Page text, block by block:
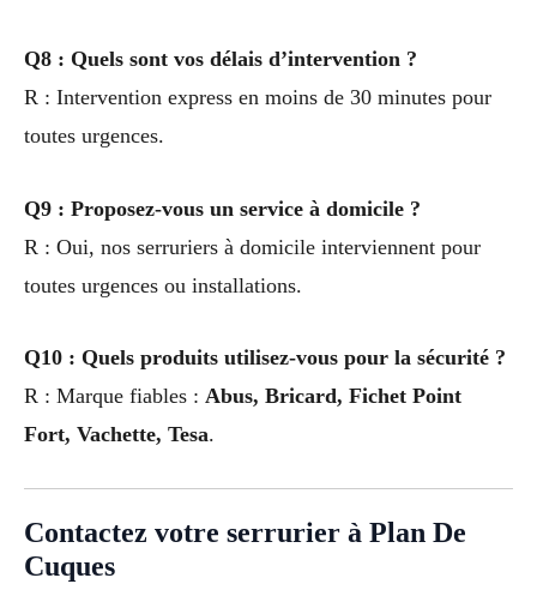
Q8 : Quels sont vos délais d’intervention ?
R : Intervention express en moins de 30 minutes pour
toutes urgences.
Q9 : Proposez-vous un service à domicile ?
R : Oui, nos serruriers à domicile interviennent pour
toutes urgences ou installations.
Q10 : Quels produits utilisez-vous pour la sécurité ?
R : Marque fiables : Abus, Bricard, Fichet Point
Fort, Vachette, Tesa.
Contactez votre serrurier à Plan De
Cuques